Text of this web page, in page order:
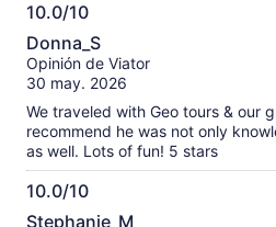
10.0/10
10.0
de
10
Donna_S
Opinión de Viator
30 may. 2026
We traveled with Geo tours & our
recommend he was not only
as well. Lots of fun! 5 stars
10.0/10
10.0
Stephanie_M